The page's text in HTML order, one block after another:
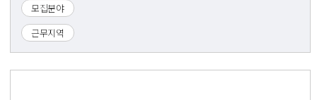
모집분야
근무지역